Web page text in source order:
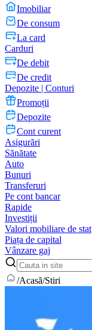
Imobiliar
De consum
La card
Carduri
De debit
De credit
Depozite | Conturi
Promoții
Depozite
Cont curent
Asigurări
Sănătate
Auto
Bunuri
Transferuri
Pe cont bancar
Rapide
Investiții
Valori mobiliare de stat
Piața de capital
Vânzare gaj
/Acasă/Stiri